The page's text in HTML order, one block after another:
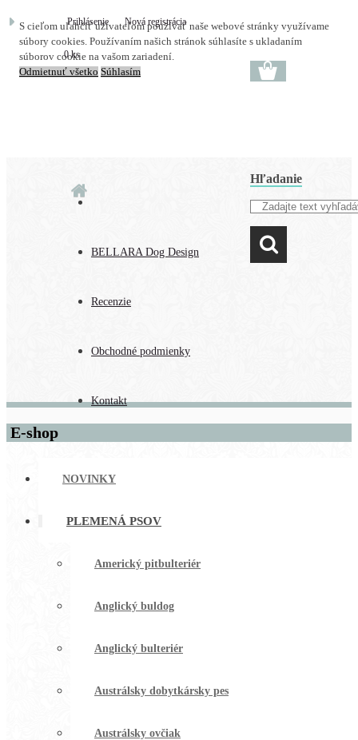
S cieľom uľahčiť užívateľom používať naše webové stránky využívame
súbory cookies. Používaním našich stránok súhlasíte s ukladaním
súborov cookie na vašom zariadení.
Odmietnuť všetko Súhlasím
BELLARA Dog Design
Recenzie
Obchodné podmienky
Kontakt
Hľadanie
Prihlásenie Nová registrácia
0 ks
E-shop
NOVINKY
PLEMENÁ PSOV
Americký pitbulteriér
Anglický buldog
Anglický bulteriér
Austrálsky dobytkársky pes
Austrálsky ovčiak